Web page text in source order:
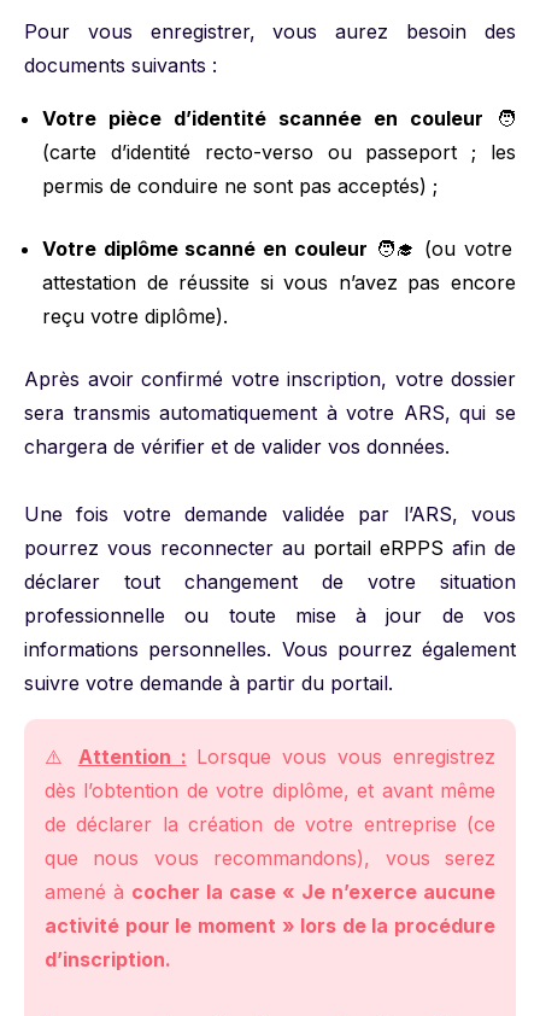
Pour vous enregistrer, vous aurez besoin des
documents suivants :
Votre pièce d’identité scannée en couleur 🧑
(carte d’identité recto-verso ou passeport ; les
permis de conduire ne sont pas acceptés) ;
Votre diplôme scanné en couleur 🧑‍🎓 (ou votre
attestation de réussite si vous n’avez pas encore
reçu votre diplôme).
Après avoir confirmé votre inscription, votre dossier
sera transmis automatiquement à votre ARS, qui se
chargera de vérifier et de valider vos données.
Une fois votre demande validée par l’ARS, vous
pourrez vous reconnecter au portail eRPPS afin de
déclarer tout changement de votre situation
professionnelle ou toute mise à jour de vos
informations personnelles. Vous pourrez également
suivre votre demande à partir du portail.
⚠️ Attention : Lorsque vous vous enregistrez
dès l’obtention de votre diplôme, et avant même
de déclarer la création de votre entreprise (ce
que nous vous recommandons), vous serez
amené à cocher la case « Je n’exerce aucune
activité pour le moment » lors de la procédure
d’inscription.